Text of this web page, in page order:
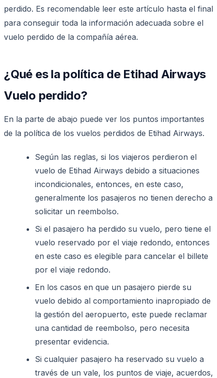
perdido. Es recomendable leer este artículo hasta el final
para conseguir toda la información adecuada sobre el
vuelo perdido de la compañía aérea.
¿Qué es la política de Etihad Airways
Vuelo perdido?
En la parte de abajo puede ver los puntos importantes
de la política de los vuelos perdidos de Etihad Airways.
Según las reglas, si los viajeros perdieron el
vuelo de Etihad Airways debido a situaciones
incondicionales, entonces, en este caso,
generalmente los pasajeros no tienen derecho a
solicitar un reembolso.
Si el pasajero ha perdido su vuelo, pero tiene el
vuelo reservado por el viaje redondo, entonces
en este caso es elegible para cancelar el billete
por el viaje redondo.
En los casos en que un pasajero pierde su
vuelo debido al comportamiento inapropiado de
la gestión del aeropuerto, este puede reclamar
una cantidad de reembolso, pero necesita
presentar evidencia.
Si cualquier pasajero ha reservado su vuelo a
través de un vale, los puntos de viaje, acuerdos,